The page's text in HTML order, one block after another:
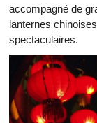
accompagné de
lanternes
spectaculaires.